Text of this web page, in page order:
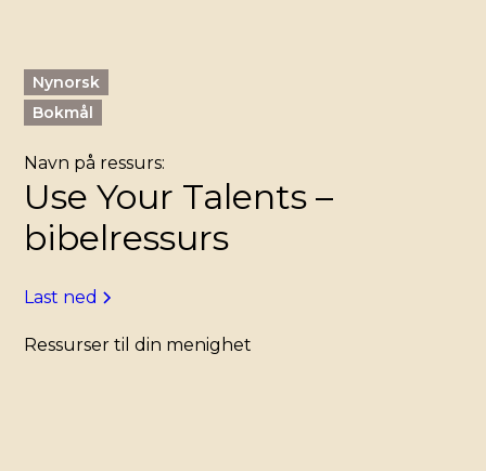
Nynorsk
Bokmål
Navn på ressurs:
Use Your Talents –
bibelressurs
Last ned
Ressurser til din menighet